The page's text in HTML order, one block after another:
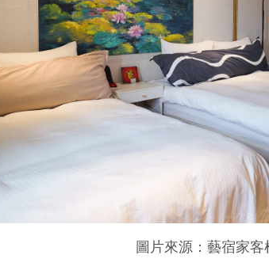
圖片來源：藝宿家客